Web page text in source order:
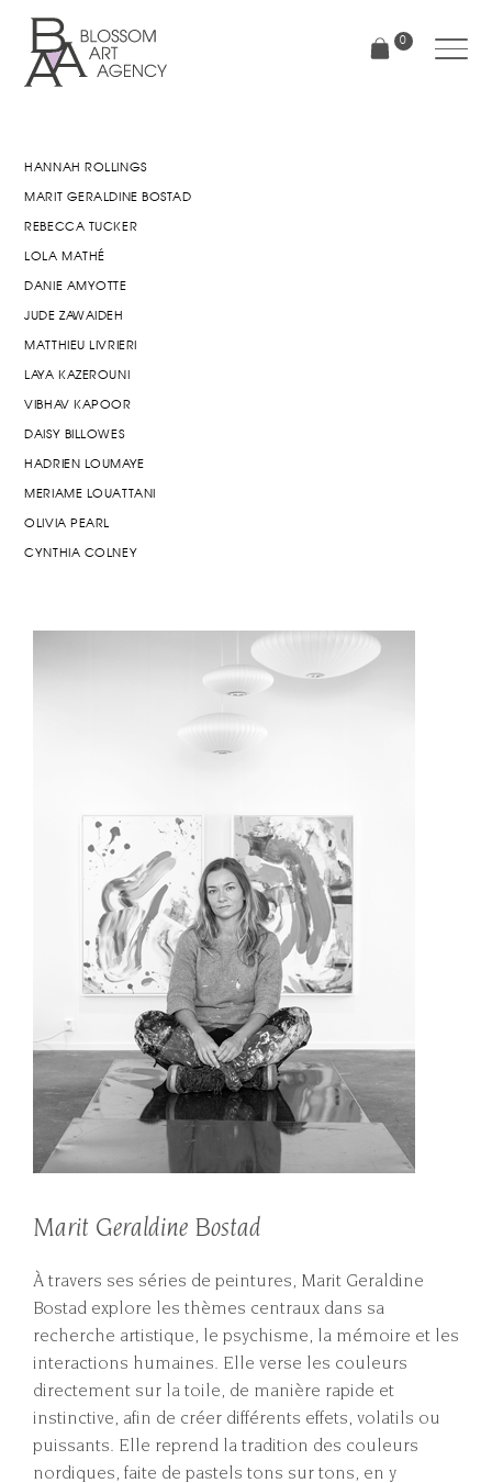
principal
0
HANNAH ROLLINGS
MARIT GERALDINE BOSTAD
REBECCA TUCKER
LOLA MATHÉ
DANIE AMYOTTE
JUDE ZAWAIDEH
MATTHIEU LIVRIERI
LAYA KAZEROUNI
VIBHAV KAPOOR
DAISY BILLOWES
HADRIEN LOUMAYE
MERIAME LOUATTANI
OLIVIA PEARL
CYNTHIA COLNEY
Marit Geraldine Bostad
À travers ses séries de peintures, Marit Geraldine
Bostad explore les thèmes centraux dans sa
recherche artistique, le psychisme, la mémoire et les
interactions humaines. Elle verse les couleurs
directement sur la toile, de manière rapide et
instinctive, afin de créer différents effets, volatils ou
puissants. Elle reprend la tradition des couleurs
nordiques, faite de pastels tons sur tons, en y